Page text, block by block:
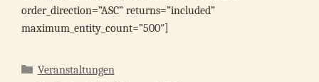
order_direction=”ASC” returns=”included”
maximum_entity_count=”500″]
Kategorien
Veranstaltungen